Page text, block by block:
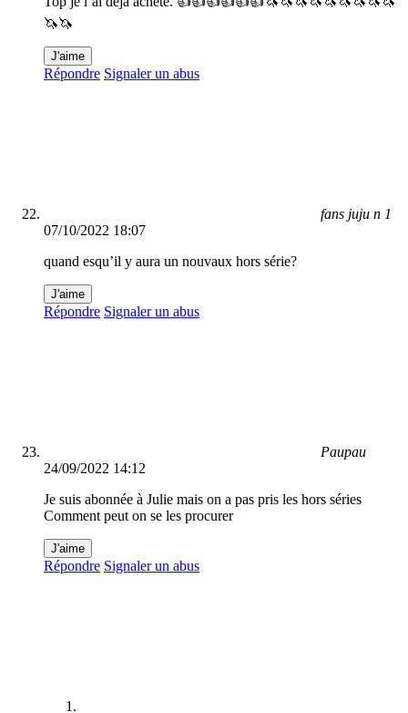
🦄🦄
J'aime
Répondre Signaler un abus
fans juju n 1
07/10/2022 18:07
quand esqu’il y aura un nouvaux hors série?
J'aime
Répondre Signaler un abus
Paupau
24/09/2022 14:12
Je suis abonnée à Julie mais on a pas pris les hors séries
Comment peut on se les procurer
J'aime
Répondre Signaler un abus